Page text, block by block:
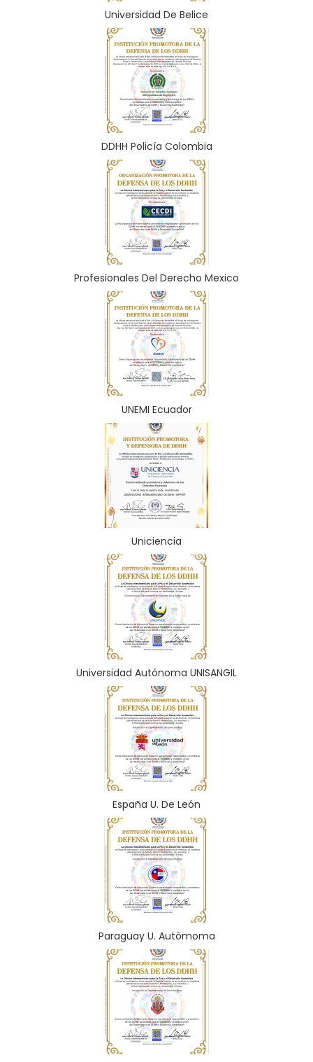
Universidad De Belice
DDHH Policía Colombia
Profesionales Del Derecho Mexico
UNEMI Ecuador
Uniciencia
Universidad Autónoma UNISANGIL
España U. De León
Paraguay U. Autómoma